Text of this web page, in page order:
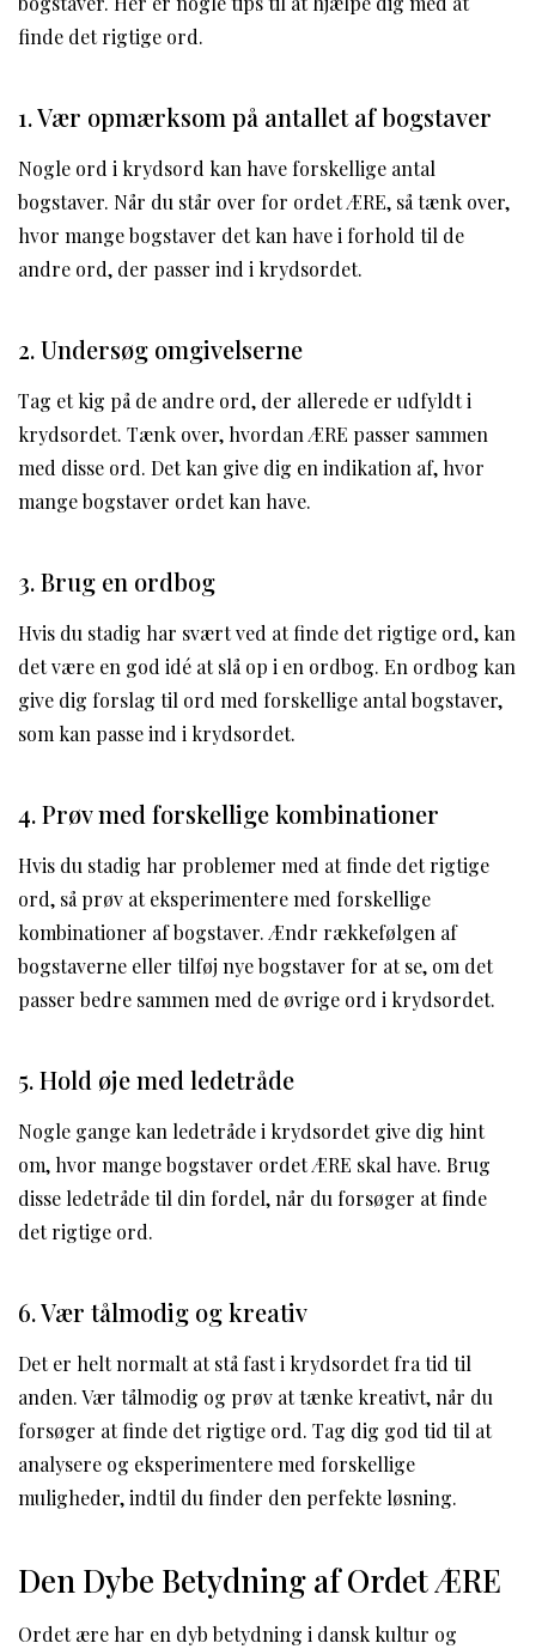
finde det rigtige ord.
1. Vær opmærksom på antallet af bogstaver
Nogle ord i krydsord kan have forskellige antal
bogstaver. Når du står over for ordet ÆRE, så tænk over,
hvor mange bogstaver det kan have i forhold til de
andre ord, der passer ind i krydsordet.
2. Undersøg omgivelserne
Tag et kig på de andre ord, der allerede er udfyldt i
krydsordet. Tænk over, hvordan ÆRE passer sammen
med disse ord. Det kan give dig en indikation af, hvor
mange bogstaver ordet kan have.
3. Brug en ordbog
Hvis du stadig har svært ved at finde det rigtige ord, kan
det være en god idé at slå op i en ordbog. En ordbog kan
give dig forslag til ord med forskellige antal bogstaver,
som kan passe ind i krydsordet.
4. Prøv med forskellige kombinationer
Hvis du stadig har problemer med at finde det rigtige
ord, så prøv at eksperimentere med forskellige
kombinationer af bogstaver. Ændr rækkefølgen af
bogstaverne eller tilføj nye bogstaver for at se, om det
passer bedre sammen med de øvrige ord i krydsordet.
5. Hold øje med ledetråde
Nogle gange kan ledetråde i krydsordet give dig hint
om, hvor mange bogstaver ordet ÆRE skal have. Brug
disse ledetråde til din fordel, når du forsøger at finde
det rigtige ord.
6. Vær tålmodig og kreativ
Det er helt normalt at stå fast i krydsordet fra tid til
anden. Vær tålmodig og prøv at tænke kreativt, når du
forsøger at finde det rigtige ord. Tag dig god tid til at
analysere og eksperimentere med forskellige
muligheder, indtil du finder den perfekte løsning.
Den Dybe Betydning af Ordet ÆRE
Ordet ære har en dyb betydning i dansk kultur og